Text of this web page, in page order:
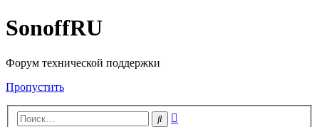
SonoffRU
Форум технической поддержки
Пропустить
Поиск